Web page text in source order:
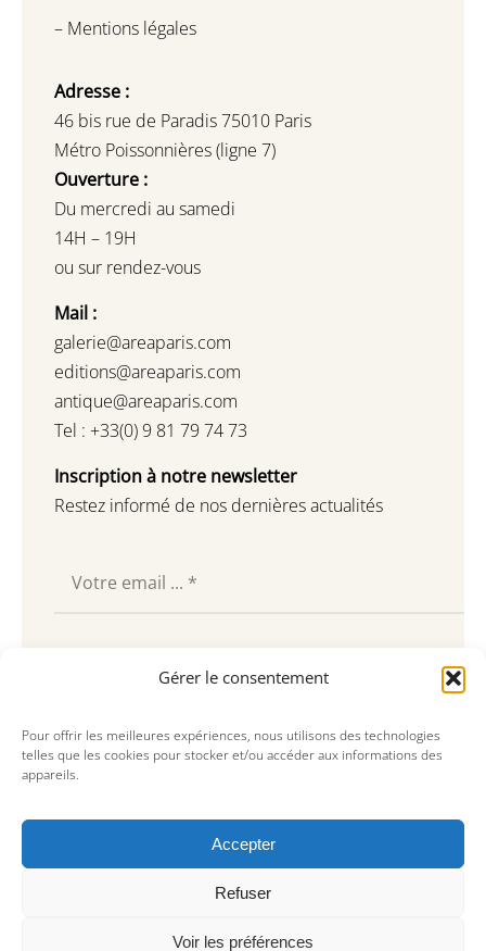
Gérer le consentement
Pour offrir les meilleures expériences, nous utilisons des technologies
telles que les cookies pour stocker et/ou accéder aux informations des
appareils.
Accepter
Refuser
Voir les préférences
– Mentions légales
Adresse :
46 bis rue de Paradis 75010 Paris
Métro Poissonnières (ligne 7)
Ouverture :
Du mercredi au samedi
14H – 19H
ou sur rendez-vous
Mail :
galerie@areaparis.com
editions@areaparis.com
antique@areaparis.com
Tel : +33(0) 9 81 79 74 73
Inscription à notre newsletter
Restez informé de nos dernières actualités
Souscrire